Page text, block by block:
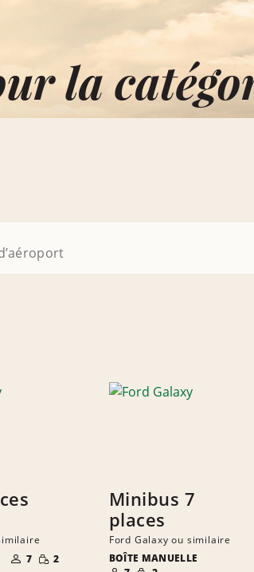
la
NOMBRE DE
PERSONNES
7 PETITE
QUANTITÉ
2
Minibus 7
places
Ford Galaxy ou similaire
BOÎTE MANUELLE
NOMBRE DE
PETITE